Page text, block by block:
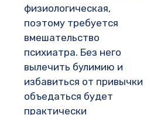
физиологическая,
поэтому требуется
вмешательство
психиатра. Без него
вылечить булимию и
избавиться от привычки
объедаться будет
практически